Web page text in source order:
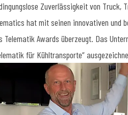
Zuverlässigkeit von Truck,
hat mit seinen innovativen und
Telematik Awards überzeugt. Das
für Kühltransporte“